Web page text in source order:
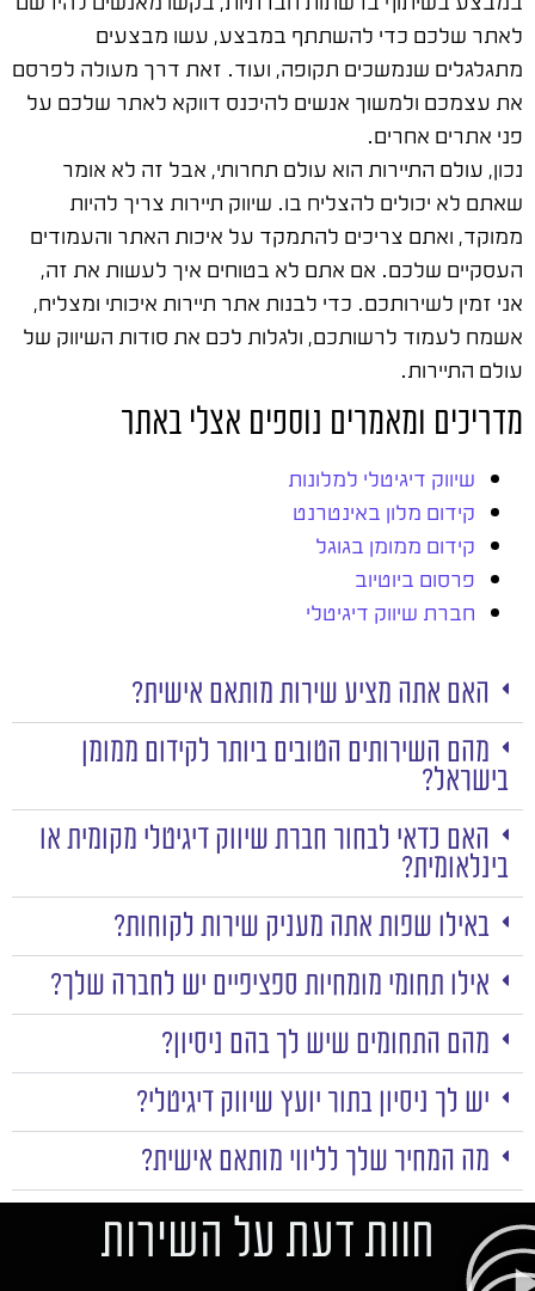
לאתר שלכם כדי להשתתף במבצע, עשו מבצעים
מתגלגלים שנמשכים תקופה, ועוד. זאת דרך מעולה לפרסם
את עצמכם ולמשוך אנשים להיכנס דווקא לאתר שלכם על
פני אתרים אחרים.
נכון, עולם התיירות הוא עולם תחרותי, אבל זה לא אומר
שאתם לא יכולים להצליח בו. שיווק תיירות צריך להיות
ממוקד, ואתם צריכים להתמקד על איכות האתר והעמודים
העסקיים שלכם. אם אתם לא בטוחים איך לעשות את זה,
אני זמין לשירותכם. כדי לבנות אתר תיירות איכותי ומצליח,
אשמח לעמוד לרשותכם, ולגלות לכם את סודות השיווק של
עולם התיירות.
מדריכים ומאמרים נוספים אצלי באתר
שיווק דיגיטלי למלונות
קידום מלון באינטרנט
קידום ממומן בגוגל
פרסום ביוטיוב
חברת שיווק דיגיטלי
האם אתה מציע שירות מותאם אישית?
מהם השירותים הטובים ביותר לקידום ממומן
בישראל?
האם כדאי לבחור חברת שיווק דיגיטלי מקומית או
בינלאומית?
באילו שפות אתה מעניק שירות לקוחות?
אילו תחומי מומחיות ספציפיים יש לחברה שלך?
מהם התחומים שיש לך בהם ניסיון?
יש לך ניסיון בתור יועץ שיווק דיגיטלי?
מה המחיר שלך לליווי מותאם אישית?
חוות דעת על השירות